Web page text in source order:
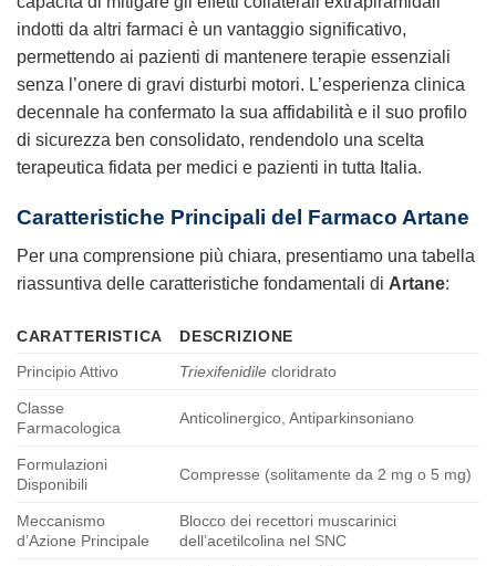
indotti da altri farmaci è un vantaggio significativo,
permettendo ai pazienti di mantenere terapie essenziali
senza l’onere di gravi disturbi motori. L’esperienza clinica
decennale ha confermato la sua affidabilità e il suo profilo
di sicurezza ben consolidato, rendendolo una scelta
terapeutica fidata per medici e pazienti in tutta Italia.
Caratteristiche Principali del Farmaco Artane
Per una comprensione più chiara, presentiamo una tabella
riassuntiva delle caratteristiche fondamentali di Artane:
CARATTERISTICA
DESCRIZIONE
Principio Attivo
Triexifenidile cloridrato
Classe
Farmacologica
Anticolinergico, Antiparkinsoniano
Formulazioni
Disponibili
Compresse (solitamente da 2 mg o 5 mg)
Meccanismo
d’Azione Principale
Blocco dei recettori muscarinici
dell’acetilcolina nel SNC